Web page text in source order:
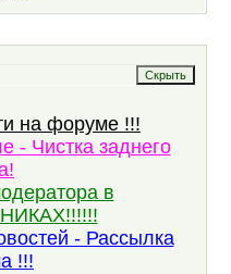
на форуме !!!
- Чистка заднего
в
- Рассылка
!!!